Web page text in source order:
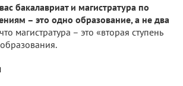
бакалавриат и магистратура по
– это одно образование, а не два
магистратура – это «вторая ступень